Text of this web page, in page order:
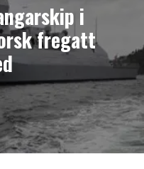
i
fregatt